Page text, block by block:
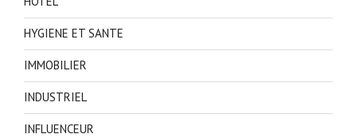
HYGIENE ET SANTE
IMMOBILIER
INDUSTRIEL
INFLUENCEUR